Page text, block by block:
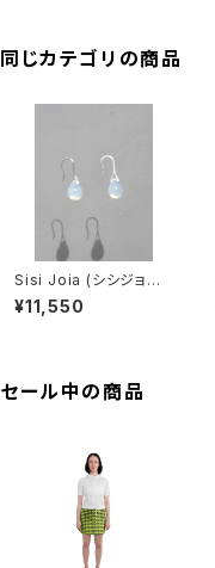
同じカテゴリの商品
Sisi Joia (シシジョイ
ア) GOTA Mini earrin
gs (Opaline white)
¥11,550
セール中の商品